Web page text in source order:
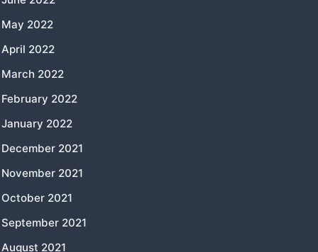
May 2022
April 2022
March 2022
February 2022
January 2022
December 2021
November 2021
October 2021
September 2021
August 2021